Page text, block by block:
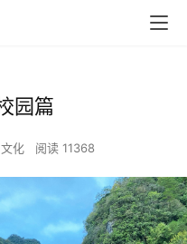
园篇
文化 阅读 11368